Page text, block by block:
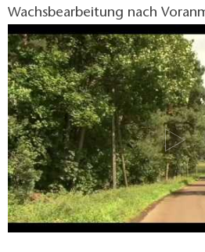
Wachsbearbeitung nach